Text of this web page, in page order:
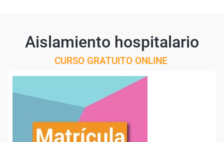
Aislamiento hospitalario
CURSO GRATUITO ONLINE